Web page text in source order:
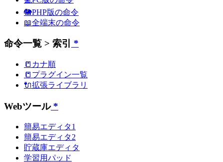
🐘PHP版の命令
📖全端末の命令
命令一覧 > 索引 *
📒カナ順
📒プラグイン一覧
🔌拡張ライブラリ
Webツール*
簡易エディタ1
簡易エディタ2
貯蔵庫エディタ
学習用パッド